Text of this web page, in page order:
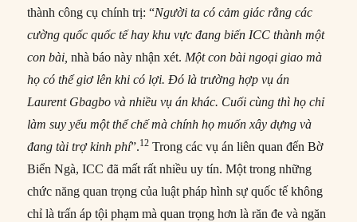
thành công cụ chính trị: “Người ta có cảm giác rằng các
cường quốc quốc tế hay khu vực đang biến ICC thành một
con bài,nhà báo này nhận xét. Một con bài ngoại giao mà
họ có thể giơ lên khi có lợi. Đó là trường hợp vụ án
Laurent Gbagbo và nhiều vụ án khác. Cuối cùng thì họ chỉ
làm suy yếu một thể chế mà chính họ muốn xây dựng và
đang tài trợ kinh phí”.12 Trong các vụ án liên quan đến Bờ
Biển Ngà, ICC đã mất rất nhiều uy tín. Một trong những
chức năng quan trọng của luật pháp hình sự quốc tế không
chỉ là trấn áp tội phạm mà quan trọng hơn là răn đe và ngăn